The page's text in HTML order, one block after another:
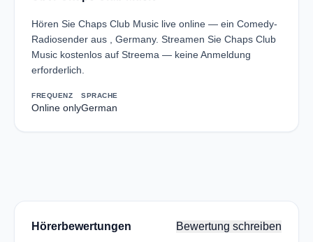
Hören Sie Chaps Club Music live online — ein Comedy-
Radiosender aus , Germany. Streamen Sie Chaps Club
Music kostenlos auf Streema — keine Anmeldung
erforderlich.
FREQUENZ
Online only
SPRACHE
German
Hörerbewertungen Bewertung schreiben